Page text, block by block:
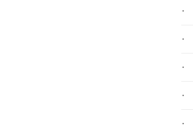
·
·
·
·
·